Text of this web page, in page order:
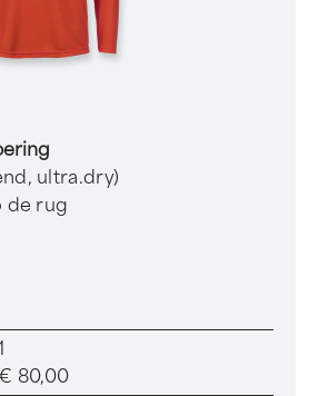
ultra.dry)
de rug
€ 80,00